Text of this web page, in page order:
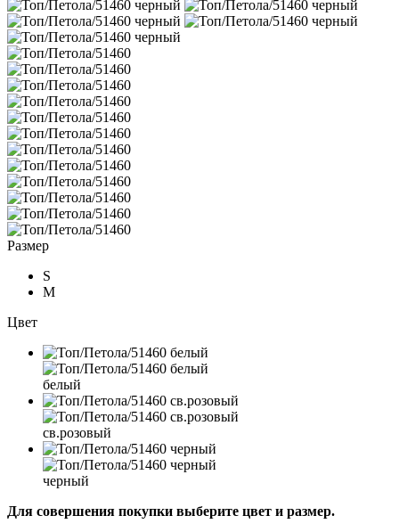
Размер
S
M
Цвет
белый
св.розовый
черный
Для совершения покупки выберите цвет и размер.